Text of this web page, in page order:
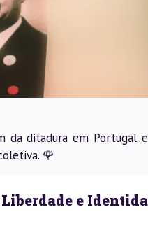
da ditadura em Portugal
🌹
e